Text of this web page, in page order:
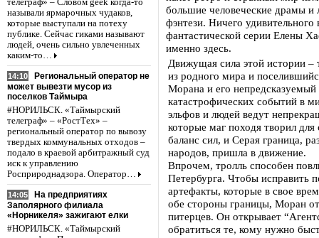
телеграф» – Словом geek когда-то
называли ярмарочных чудаков,
которые выступали на потеху
публике. Сейчас гиками называют
людей, очень сильно увлеченных
каким-то…
14:10
Региональный оператор не
может вывезти мусор из
поселков Таймыра
#НОРИЛЬСК. «Таймырский
телеграф» – «РостТех» –
региональный оператор по вывозу
твердых коммунальных отходов –
подало в краевой арбитражный суд
иск к управлению
Росприроднадзора. Оператор…
14:05
На предприятиях
Заполярного филиала
«Норникеля» зажигают елки
#НОРИЛЬСК. «Таймырский
большие человеческие драмы и
фэнтези. Ничего
фантастической серии Елены
именно здесь.
Движущая сила этой истории
из родного мира и
Морана и его
катастрофических событий в
эльфов и людей ведут
которые маг походя творил
баланс сил, и Серая граница,
народов, пришла в движение.
Впрочем, тролль способен
Петербурга. Чтобы исправить
артефакты, которые в свое
обе стороны границы, Моран
питерцев. Он открывает
обратиться те, кому нужно